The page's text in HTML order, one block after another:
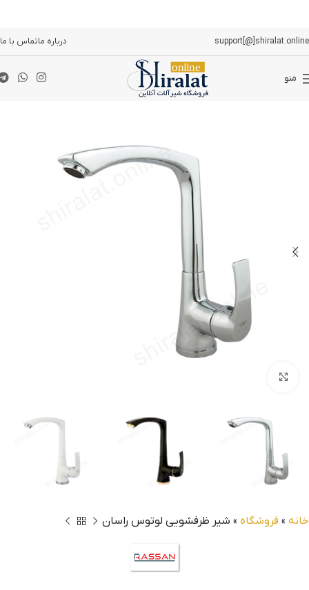
support[@]shiralat.online درباره ماتماس با ما
منو
خانه » فروشگاه » شیر ظرفشویی لوتوس راسان